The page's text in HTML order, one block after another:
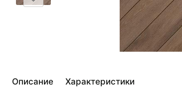
Описание Характеристики